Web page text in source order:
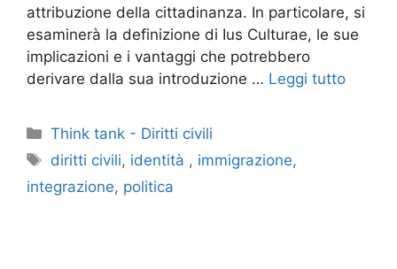
attribuzione della cittadinanza. In particolare, si
esaminerà la definizione di Ius Culturae, le sue
implicazioni e i vantaggi che potrebbero
derivare dalla sua introduzione … Leggi tutto
Categorie
Think tank - Diritti civili
Tag
diritti civili, identità , immigrazione,
integrazione, politica